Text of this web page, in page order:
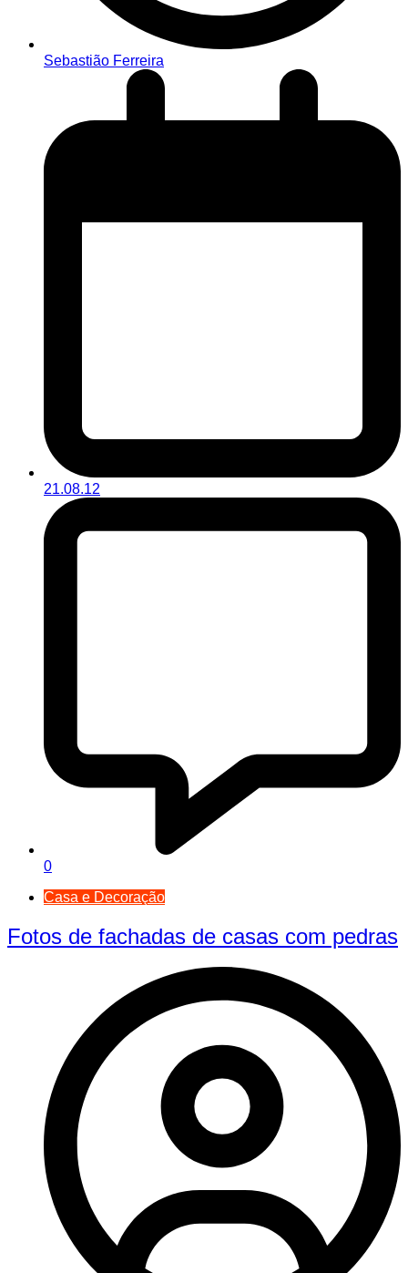
Sebastião Ferreira
21.08.12
0
Casa e Decoração
Fotos de fachadas de casas com pedras